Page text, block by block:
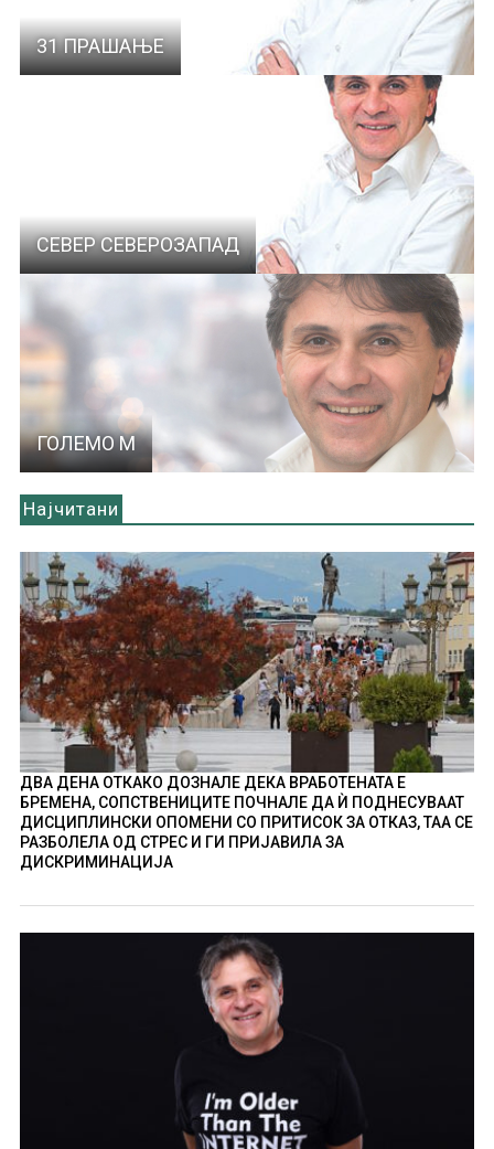
31 ПРАШАЊЕ
СЕВЕР СЕВЕРОЗАПАД
ГОЛЕМО М
Најчитани
ДВА ДЕНА ОТКАКО ДОЗНАЛЕ ДЕКА ВРАБОТЕНАТА Е
БРЕМЕНА, СОПСТВЕНИЦИТЕ ПОЧНАЛЕ ДА Ѝ ПОДНЕСУВААТ
ДИСЦИПЛИНСКИ ОПОМЕНИ СО ПРИТИСОК ЗА ОТКАЗ, ТАА СЕ
РАЗБОЛЕЛА ОД СТРЕС И ГИ ПРИЈАВИЛА ЗА
ДИСКРИМИНАЦИЈА